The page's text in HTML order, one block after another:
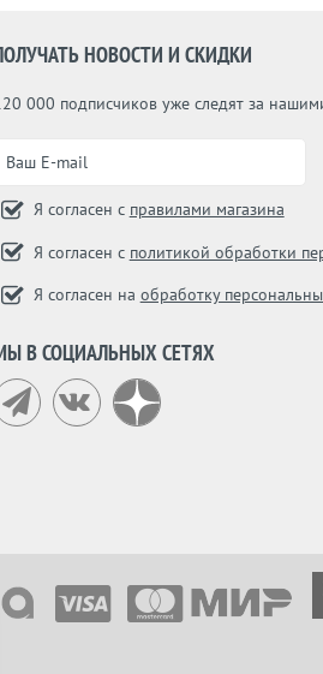
НОВОСТИ И СКИДКИ
000 подписчиков уже следят за
Я согласен с правилами магазина
Я согласен с политикой обработки
Я согласен на обработку
В СОЦИАЛЬНЫХ СЕТЯХ